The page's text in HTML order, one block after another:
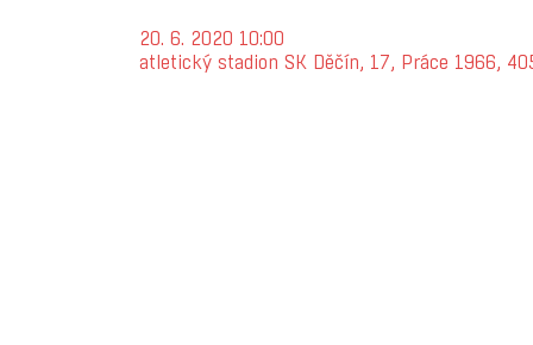
20. 6. 2020 10:00
atletický stadion SK Děčín, 17, Práce 1966,